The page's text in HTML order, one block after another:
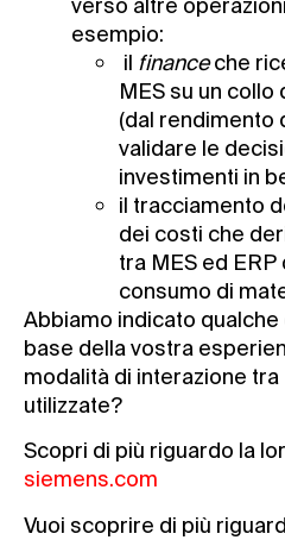
esempio:
il financeche
MES su un
(dal rendimento
validare le
investimenti in
il tracciamento
dei costi che
tra MES ed
consumo di
Abbiamo indicato
base della vostra
modalità di interazione tra
utilizzate?
Scopri di più riguardo la
siemens.com
Vuoi scoprire di più